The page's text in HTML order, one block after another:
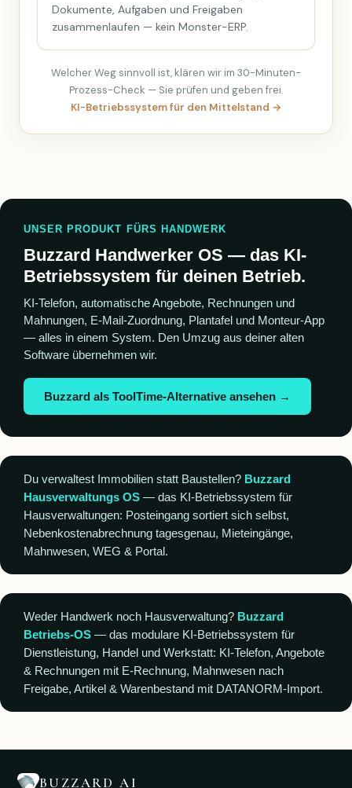
Dokumente, Aufgaben und Freigaben
zusammenlaufen — kein Monster-ERP.
Welcher Weg sinnvoll ist, klären wir im 30-Minuten-
Prozess-Check — Sie prüfen und geben frei.
KI-Betriebssystem für den Mittelstand →
UNSER PRODUKT FÜRS HANDWERK
Buzzard Handwerker OS — das KI-
Betriebssystem für deinen Betrieb.
KI-Telefon, automatische Angebote, Rechnungen und
Mahnungen, E-Mail-Zuordnung, Plantafel und Monteur-App
— alles in einem System. Den Umzug aus deiner alten
Software übernehmen wir.
Buzzard als ToolTime-Alternative ansehen →
Du verwaltest Immobilien statt Baustellen? Buzzard
Hausverwaltungs OS — das KI-Betriebssystem für
Hausverwaltungen: Posteingang sortiert sich selbst,
Nebenkostenabrechnung tagesgenau, Mieteingänge,
Mahnwesen, WEG & Portal.
Weder Handwerk noch Hausverwaltung? Buzzard
Betriebs-OS — das modulare KI-Betriebssystem für
Dienstleistung, Handel und Werkstatt: KI-Telefon, Angebote
& Rechnungen mit E-Rechnung, Mahnwesen nach
Freigabe, Artikel & Warenbestand mit DATANORM-Import.
BUZZARD AI